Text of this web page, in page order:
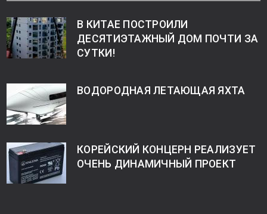
В КИТАЕ ПОСТРОИЛИ
ДЕСЯТИЭТАЖНЫЙ ДОМ ПОЧТИ ЗА
СУТКИ!
ВОДОРОДНАЯ ЛЕТАЮЩАЯ ЯХТА
КОРЕЙСКИЙ КОНЦЕРН РЕАЛИЗУЕТ
ОЧЕНЬ ДИНАМИЧНЫЙ ПРОЕКТ